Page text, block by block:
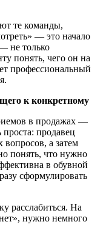
те команды,
— это начало
не только
понять, чего он на
профессиональный
к конкретному
в продажах —
продавец
а затем
понять, что нужно
в обувной
сформулировать
расслабиться. На
нужно немного